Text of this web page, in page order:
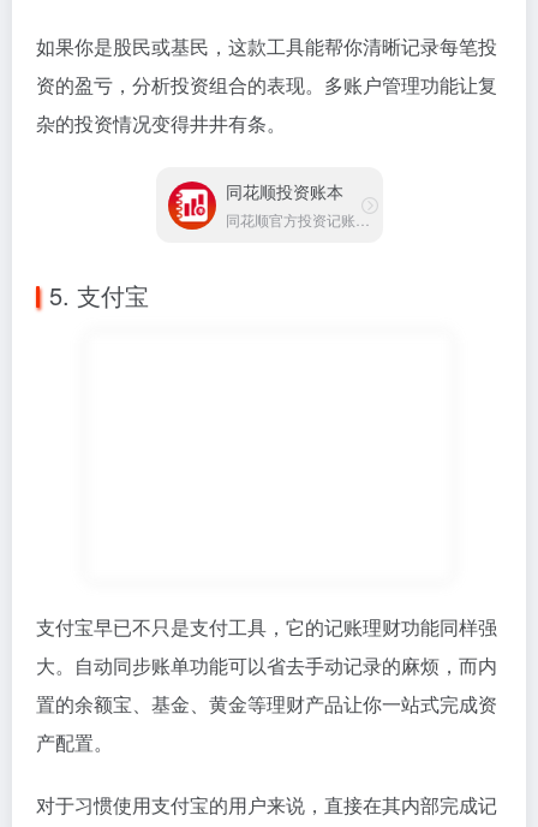
如果你是股民或基民，这款工具能帮你清晰记录每笔投
资的盈亏，分析投资组合的表现。多账户管理功能让复
杂的投资情况变得井井有条。
同花顺投资账本
同花顺官方投资记账助手
5. 支付宝
支付宝早已不只是支付工具，它的记账理财功能同样强
大。自动同步账单功能可以省去手动记录的麻烦，而内
置的余额宝、基金、黄金等理财产品让你一站式完成资
产配置。
对于习惯使用支付宝的用户来说，直接在其内部完成记